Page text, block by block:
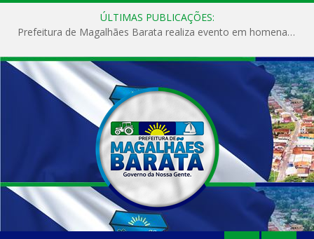
ÚLTIMAS PUBLICAÇÕES:
Prefeitura de Magalhães Barata realiza evento em homenagem ao Dia Internacional da Mulher